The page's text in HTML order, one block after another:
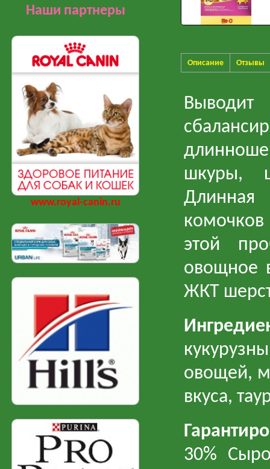
Наши партнеры
www.royal-canin.ru
Описание Отзывы
шкуры,
Длинная
этой
овощное
ЖКТ
овощей,
вкуса,
30%